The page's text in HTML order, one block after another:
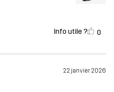
Info utile ? 0
22 janvier 2026